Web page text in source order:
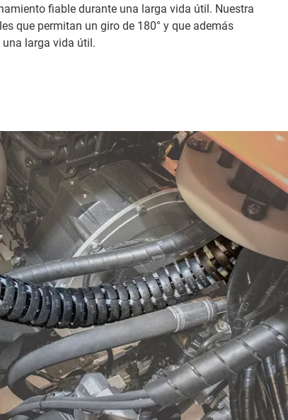
fiable durante una larga vida útil. Nuestra
que permitan un giro de 180° y que además
larga vida útil.